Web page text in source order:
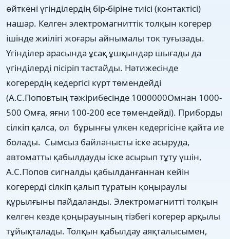
өйткені үгінділердің бір-біріне тиісі (контактісі)
нашар. Келген электромагниттік толқын когерер
ішінде жиілігі жоғары айнымалы ток туғызады.
Үгінділер арасында ұсақ ұшқындар шығады да
үгінділерді пісіріп тастайды. Нәтижесінде
когерердің кедергісі күрт төмендейді
(А.С.Поповтың тәжірибесінде 1000000Омнан 1000-
500 Омға, яғни 100-200 есе төмендейді). Приборды
сілкіп қалса, ол бұрынғы үлкен кедергісіне қайта ие
болады. Сымсыз байланысты іске асыруда,
автоматты қабылдауды іске асырып тұту үшін,
А.С.Попов сигналды қабылданғаннан кейін
когерерді сілкіп қалып тұратын қоңыраулы
құрылғыны пайдаланды. Электромагнитті толқын
келген кезде қоңырауының тізбегі когерер арқылы
тұйықталады. Толқын қабылдау аяқталысымен,